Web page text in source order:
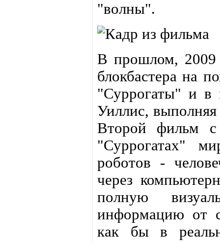
"волны".
В прошлом, 2009
блокбастера на
"Суррогаты" и в
Уиллис,
Второй фильм
"Суррогатах"
роботов -
через
полную
информацию от
как бы в